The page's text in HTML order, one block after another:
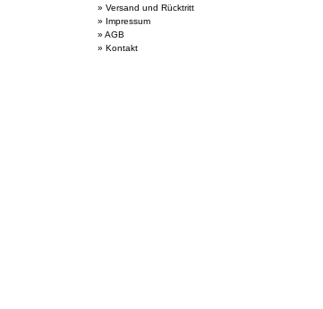
» Versand und Rücktritt
» Impressum
» AGB
» Kontakt